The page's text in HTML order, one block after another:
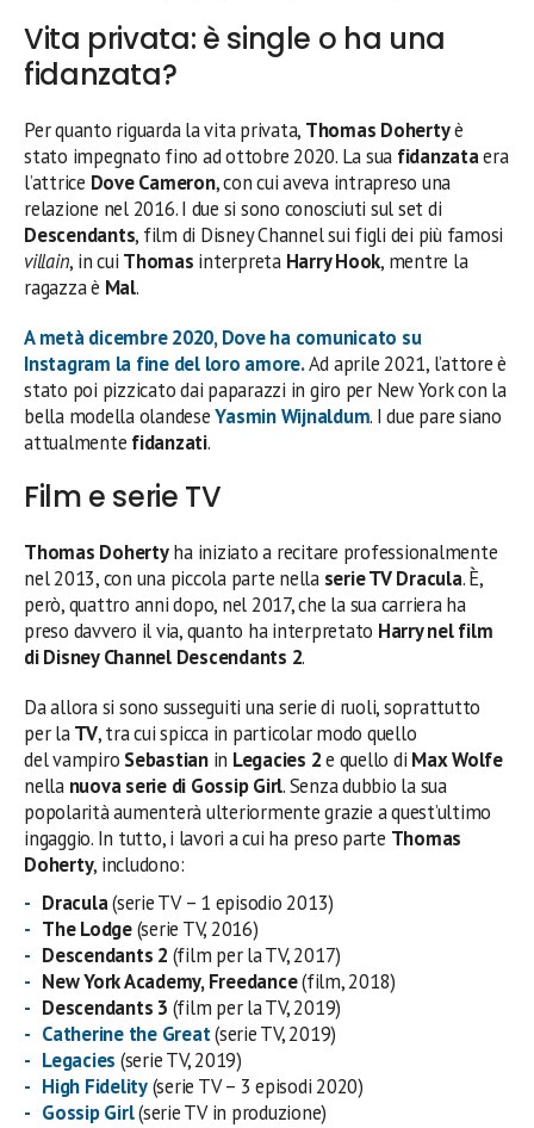
Vita privata: è single o ha una
fidanzata?
Per quanto riguarda la vita privata, Thomas Dohertyè
stato impegnato fino ad ottobre 2020. La sua fidanzataera
l’attrice Dove Cameron, con cui aveva intrapreso una
relazione nel 2016. I due si sono conosciuti sul set di
Descendants, film di Disney Channel sui figli dei più famosi
villain, in cui Thomas interpreta Harry Hook, mentre la
ragazza è Mal.
A metà dicembre 2020,Doveha comunicato su
Instagram la fine del loro amore.Ad aprile 2021, l’attore è
stato poi pizzicato dai paparazzi in giro per New York con la
bella modella olandeseYasmin Wijnaldum. I due pare siano
attualmente fidanzati.
Film e serie TV
Thomas Dohertyha iniziato a recitare professionalmente
nel 2013, con una piccola parte nella serie TV Dracula. È,
però, quattro anni dopo, nel 2017, che la sua carriera ha
preso davvero il via, quanto ha interpretato Harry nel film
di Disney Channel Descendants 2.
Da allora si sono susseguiti una serie di ruoli, soprattutto
per laTV, tra cui spicca in particolar modo quello
del vampiro Sebastian in Legacies 2e quello di Max Wolfe
nella nuova serie di Gossip Girl. Senza dubbio la sua
popolarità aumenterà ulteriormente grazie a quest’ultimo
ingaggio. In tutto, i lavori a cui ha preso parte Thomas
Doherty, includono:
Dracula(serie TV – 1 episodio 2013)
The Lodge(serie TV, 2016)
Descendants 2 (film per la TV, 2017)
New York Academy, Freedance(film, 2018)
Descendants 3 (film per la TV, 2019)
Catherine the Great(serie TV, 2019)
Legacies (serie TV, 2019)
High Fidelity(serie TV – 3 episodi 2020)
Gossip Girl(serie TV in produzione)